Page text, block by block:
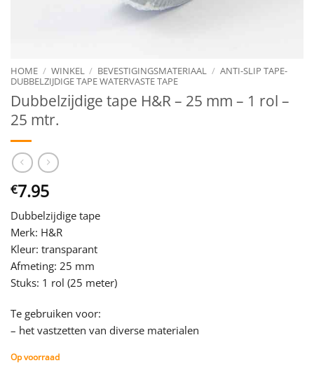
HOME / WINKEL / BEVESTIGINGSMATERIAAL / ANTI-SLIP TAPE-
DUBBELZIJDIGE TAPE WATERVASTE TAPE
Dubbelzijdige tape H&R – 25 mm – 1 rol –
25 mtr.
€7.95
Dubbelzijdige tape
Merk: H&R
Kleur: transparant
Afmeting: 25 mm
Stuks: 1 rol (25 meter)
Te gebruiken voor:
– het vastzetten van diverse materialen
Op voorraad